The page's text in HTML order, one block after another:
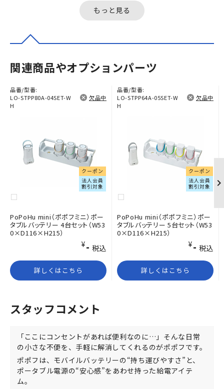
もっと見る
関連商品やオプションパーツ
品番/型番:
LO-STPP80A-04SET-W
H
欠品中
クーポン
法人会員
割引対象
PoPoHu mini（ポポフミニ）ポー
タブルバッテリー 4台セット（W53
0×D116×H215）
¥- 税込
詳しくはこちら
品番/型番:
LO-STPP64A-05SET-W
H
欠品中
クーポン
法人会員
割引対象
PoPoHu mini（ポポフミニ）ポー
タブルバッテリー 5台セット（W53
0×D116×H215）
¥- 税込
詳しくはこちら
スタッフコメント
「ここにコンセントがあれば便利なのに…」そんな日常
の小さな不便を、手軽に解消してくれるのがポポフです。
ポポフは、モバイルバッテリーの“持ち運びやすさ”と、
ポータブル電源の“安心感”をあわせ持った給電アイテ
ム。